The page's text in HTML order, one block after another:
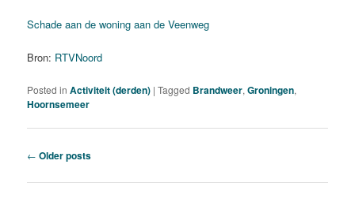
Schade aan de woning aan de Veenweg
Bron: RTVNoord
Posted in Activiteit (derden) |Tagged Brandweer,Groningen,
Hoornsemeer
Post
← Older posts